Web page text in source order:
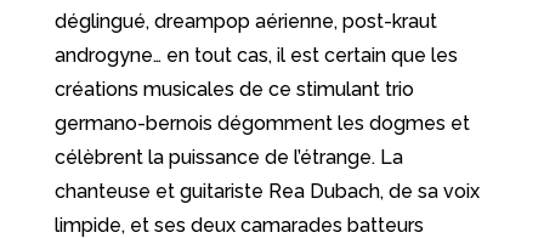
déglingué, dreampop aérienne, post-kraut
androgyne… en tout cas, il est certain que les
créations musicales de ce stimulant trio
germano-bernois dégomment les dogmes et
célèbrent la puissance de l’étrange. La
chanteuse et guitariste Rea Dubach, de sa voix
limpide, et ses deux camarades batteurs